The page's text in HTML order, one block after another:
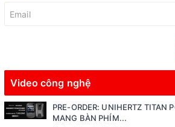
Video công nghệ
PRE-ORDER: UNIHERTZ TITAN
MANG BÀN PHÍM...